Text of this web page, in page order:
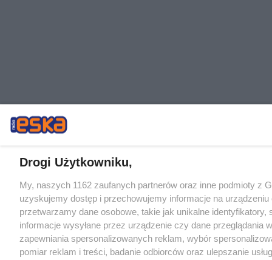
Drogi Użytkowniku,
My, naszych 1162 zaufanych partnerów oraz inne podmioty z
uzyskujemy dostęp i przechowujemy informacje na urządzeniu
przetwarzamy dane osobowe, takie jak unikalne identyfikatory,
informacje wysyłane przez urządzenie czy dane przeglądania
zapewniania spersonalizowanych reklam, wybór
pomiar reklam i treści, badanie odbiorców oraz ulepszanie